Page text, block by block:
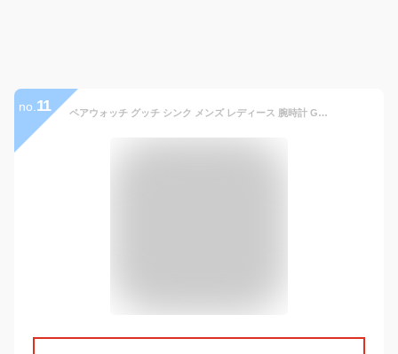
no. 11 ペアウォッチ グッチ シンク メンズ レディース 腕時計 GUCCI ペア 時計 黒 ギフト プレゼント 実用的